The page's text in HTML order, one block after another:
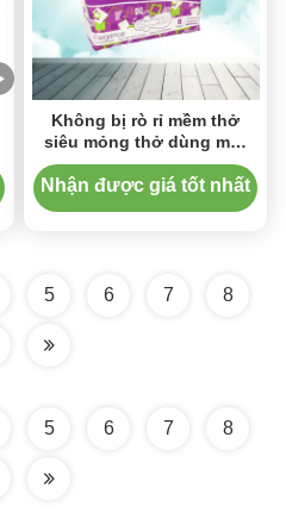
Không bị rò rỉ mềm thở
siêu mỏng thở dùng một
lần khăn vệ sinh
Nhận được giá tốt nhất
5 6 7 8
5 6 7 8